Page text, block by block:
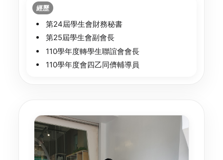
經歷
第24屆學生會財務秘書
第25屆學生會副會長
110學年度轉學生聯誼會會長
110學年度會四乙同儕輔導員